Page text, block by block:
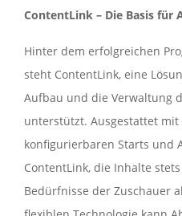
ContentLink – Die Basis für
Hinter dem erfolgreichen
steht ContentLink, eine
Aufbau und die Verwaltung
unterstützt. Ausgestattet
konfigurierbaren Starts und
ContentLink, die Inhalte
Bedürfnisse der Zuschauer